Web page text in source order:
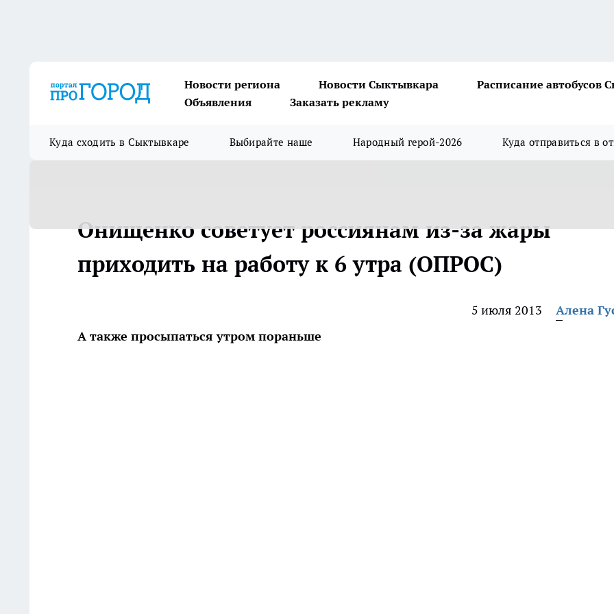
Новости региона Новости Сыктывкара
Расписание автобусов
Объявления
Заказать рекламу
Куда сходить в Сыктывкаре Выбирайте наше Народный герой-2026 Куда отправиться в
Онищенко советует россиянам из-за жары
приходить на работу к 6 утра (ОПРОС)
5 июля 2013
Алена
А также просыпаться утром пораньше